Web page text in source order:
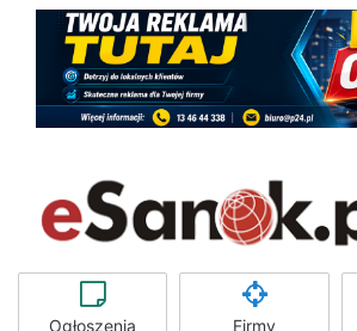
Ogłoszenia Firmy